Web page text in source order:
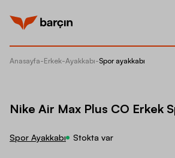
Anasayfa-Erkek-Ayakkabı-Spor ayakkabı
Nike Air Max Plus CO Erkek
Spor Ayakkabı Stokta var